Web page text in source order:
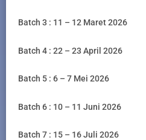
Batch 3 : 11 – 12 Maret 2026
Batch 4 : 22 – 23 April 2026
Batch 5 : 6 – 7 Mei 2026
Batch 6 : 10 – 11 Juni 2026
Batch 7 : 15 – 16 Juli 2026